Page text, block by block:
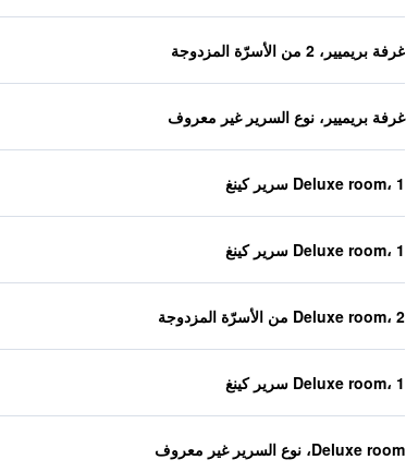
غرفة بريميير، 2 من الأسرّة المزدوجة
غرفة بريميير، نوع السرير غير معروف
Deluxe room، 1 سرير كينغ
Deluxe room، 1 سرير كينغ
Deluxe room، 2 من الأسرّة المزدوجة
Deluxe room، 1 سرير كينغ
Deluxe room، نوع السرير غير معروف